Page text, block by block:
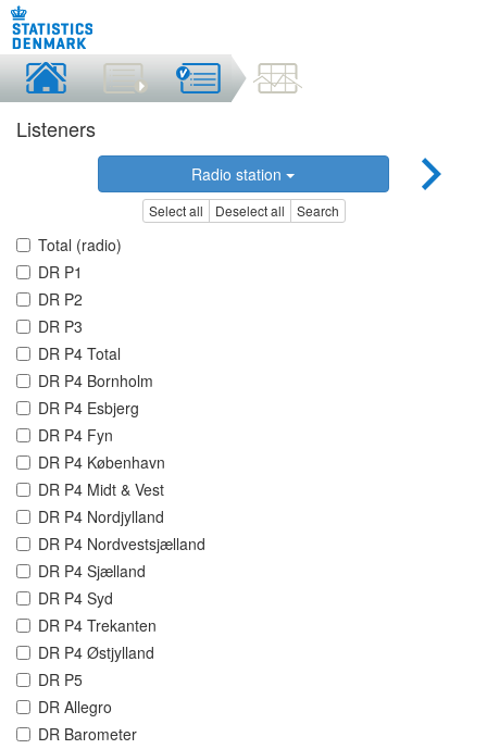
Listeners
Radio station
Select all Deselect all Search
Total (radio)
DR P1
DR P2
DR P3
DR P4 Total
DR P4 Bornholm
DR P4 Esbjerg
DR P4 Fyn
DR P4 København
DR P4 Midt & Vest
DR P4 Nordjylland
DR P4 Nordvestsjælland
DR P4 Sjælland
DR P4 Syd
DR P4 Trekanten
DR P4 Østjylland
DR P5
DR Allegro
DR Barometer